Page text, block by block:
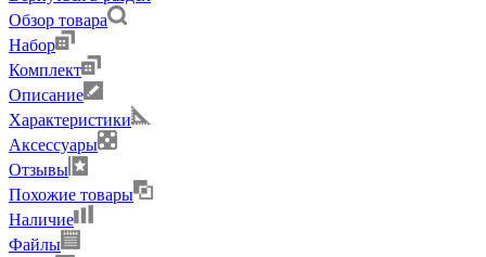
Обзор товара
Набор
Комплект
Описание
Характеристики
Аксессуары
Отзывы
Похожие товары
Наличие
Файлы